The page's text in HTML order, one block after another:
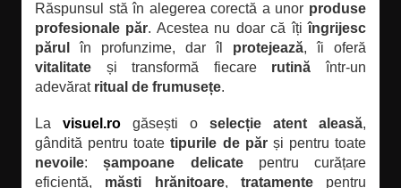
Răspunsul stă în alegerea corectă a unor produse
profesionale păr. Acestea nu doar că îțiîngrijesc
părul
în profunzime, dar îl protejează, îi oferă
vitalitate și transformă fiecare rutină într-un
adevărat ritual de frumusețe.
La visuel.ro găsești o selecție atent aleasă,
gândită pentru toatetipurile de părși pentru toate
nevoile:șampoane delicatepentru curățare
eficientă, măști hrănitoare, tratamentepentru